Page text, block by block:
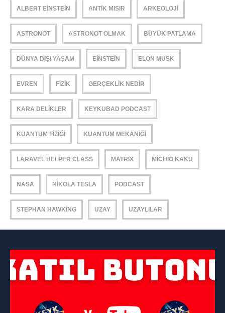
ALBERT EINSTEIN ANTIK MISIR ARKEOLOJI
ASTRONOT ASTRONOT OLMAK BÜYÜK PATLAMA
DÜNYA DIŞI YAŞAM EINSTEIN ELON MUSK
EVREN FIZIK GERÇEKLIK NEDIR
KARA DELIKLER KEYKUBAD PODCAST
KUANTUM FIZIĞI KUANTUM MEKANIĞI
LARAVEL HELPER CLASS MATRIX MICHIO KAKU
NASA NIKOLA TESLA PODCAST
STEPHAN HAWKING UZAY UZAYLILAR